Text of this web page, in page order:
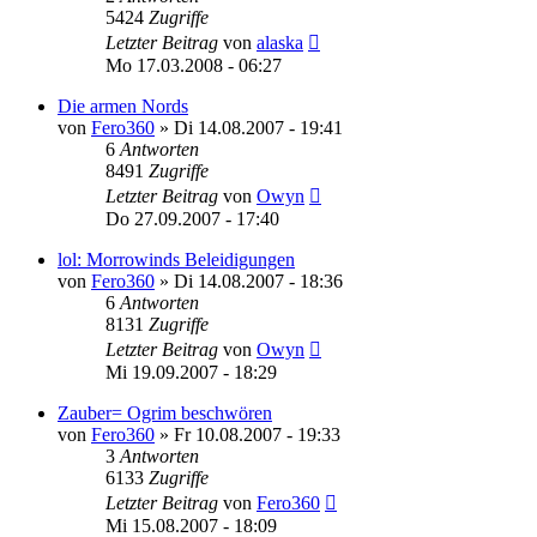
5424 Zugriffe
Letzter Beitrag von alaska
Mo 17.03.2008 - 06:27
Die armen Nords
von Fero360 » Di 14.08.2007 - 19:41
6 Antworten
8491 Zugriffe
Letzter Beitrag von Owyn
Do 27.09.2007 - 17:40
lol: Morrowinds Beleidigungen
von Fero360 » Di 14.08.2007 - 18:36
6 Antworten
8131 Zugriffe
Letzter Beitrag von Owyn
Mi 19.09.2007 - 18:29
Zauber= Ogrim beschwören
von Fero360 » Fr 10.08.2007 - 19:33
3 Antworten
6133 Zugriffe
Letzter Beitrag von Fero360
Mi 15.08.2007 - 18:09